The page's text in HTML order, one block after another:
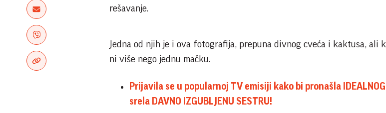
rešavanje.
Jedna od njih je i ova fotografija, prepuna divnog cveća i kaktusa, ali
ni više nego jednu mačku.
Prijavila se u popularnoj TV emisiji kako bi pronašla IDEALNOG
srela DAVNO IZGUBLJENU SESTRU!